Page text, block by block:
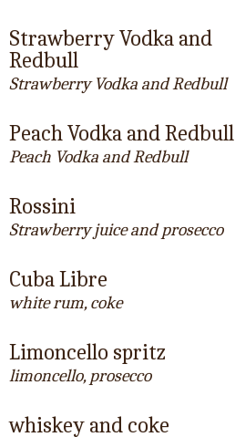
Strawberry Vodka and
Redbull
Strawberry Vodka and Redbull
Peach Vodka and Redbull
Peach Vodka and Redbull
Rossini
Strawberry juice and prosecco
Cuba Libre
white rum, coke
Limoncello spritz
limoncello, prosecco
whiskey and coke